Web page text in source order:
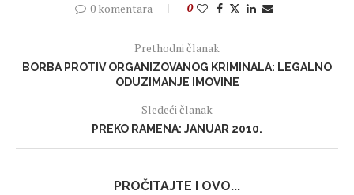
0 komentara 0
Prethodni članak
BORBA PROTIV ORGANIZOVANOG KRIMINALA: LEGALNO
ODUZIMANJE IMOVINE
Sledeći članak
PREKO RAMENA: JANUAR 2010.
PROČITAJTE I OVO...